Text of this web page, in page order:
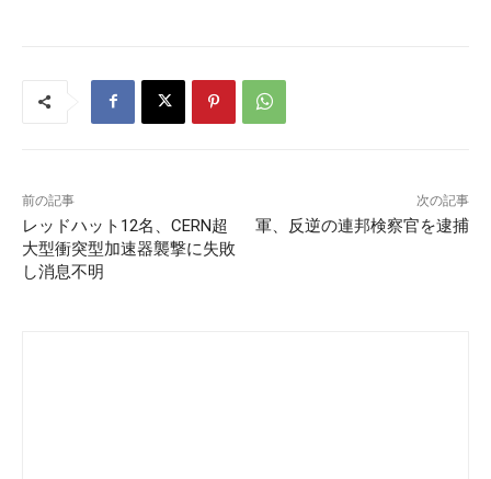
前の記事
レッドハット12名、CERN超
大型衝突型加速器襲撃に失敗
し消息不明
次の記事
軍、反逆の連邦検察官を逮捕